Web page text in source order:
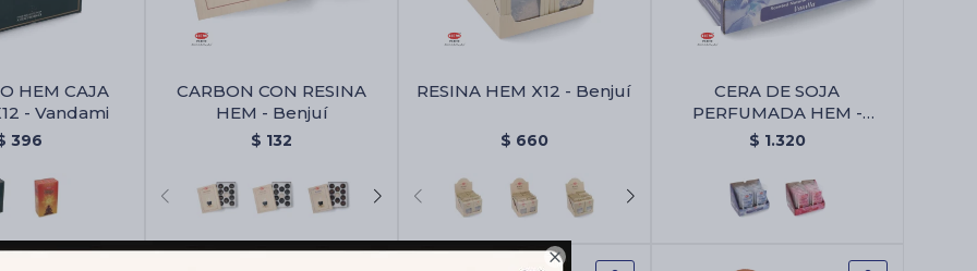

HEM CAJA
- Vandami
396
CARBON CON RESINA
HEM - Benjuí
$ 132
RESINA HEM X12 - Benjuí
$ 660
CERA DE SOJA
PERFUMADA HEM -
Vainilla
$ 1.320